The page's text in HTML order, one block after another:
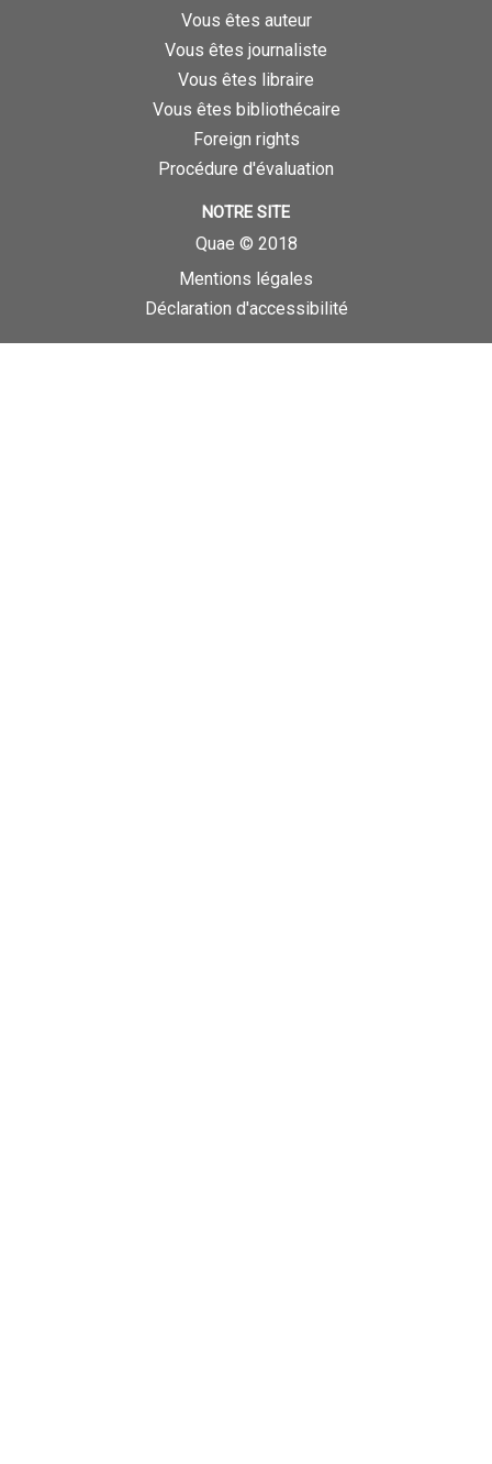
Vous êtes auteur
Vous êtes journaliste
Vous êtes libraire
Vous êtes bibliothécaire
Foreign rights
Procédure d'évaluation
NOTRE SITE
Quae © 2018
Mentions légales
Déclaration d'accessibilité